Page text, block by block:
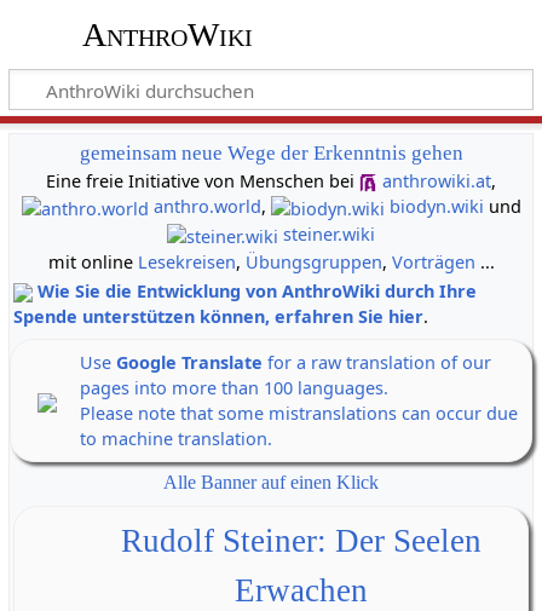
AnthroWiki
gemeinsam neue Wege der Erkenntnis gehen
Eine freie Initiative von Menschen bei
anthrowiki.at,
anthro.world, biodyn.wiki und
steiner.wiki
mit online Lesekreisen, Übungsgruppen, Vorträgen ...
Wie Sie die Entwicklung von AnthroWiki durch Ihre
Spende unterstützen können, erfahren Sie hier.
Use Google Translate for a raw translation of our
pages into more than 100 languages.
Please note that some mistranslations can occur due
to machine translation.
Alle Banner auf einen Klick
Rudolf Steiner: Der Seelen
Erwachen